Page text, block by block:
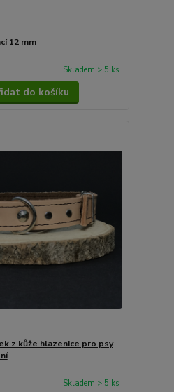
12 mm
Skladem > 5 ks
do košíku
z kůže hlazenice pro psy
Skladem > 5 ks